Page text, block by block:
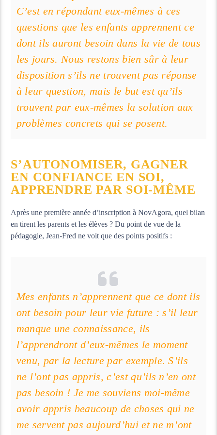
C’est en répondant eux-mêmes à ces
questions que les enfants apprennent ce
dont ils auront besoin dans la vie de tous
les jours. Nous restons bien sûr à leur
disposition s’ils ne trouvent pas réponse
à leur question, mais le but est qu’ils
trouvent par eux-mêmes la solution aux
problèmes concrets qui se posent.
S’AUTONOMISER, GAGNER
EN CONFIANCE EN SOI,
APPRENDRE PAR SOI-MÊME
Après une première année d’inscription à NovAgora, quel bilan
en tirent les parents et les élèves ? Du point de vue de la
pédagogie, Jean-Fred ne voit que des points positifs :
Mes enfants n’apprennent que ce dont ils
ont besoin pour leur vie future : s’il leur
manque une connaissance, ils
l’apprendront d’eux-mêmes le moment
venu, par la lecture par exemple. S’ils
ne l’ont pas appris, c’est qu’ils n’en ont
pas besoin ! Je me souviens moi-même
avoir appris beaucoup de choses qui ne
me servent pas aujourd’hui et ne m’ont